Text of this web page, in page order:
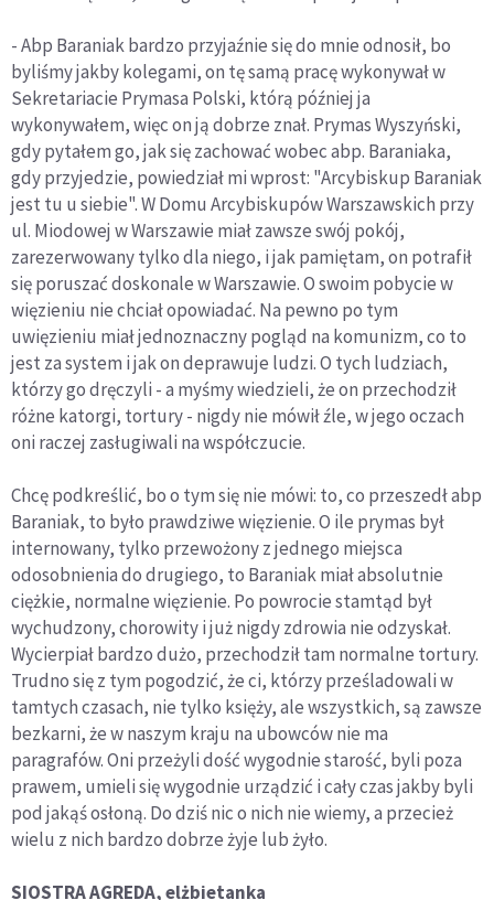
- Abp Baraniak bardzo przyjaźnie się do mnie odnosił, bo
byliśmy jakby kolegami, on tę samą pracę wykonywał w
Sekretariacie Prymasa Polski, którą później ja
wykonywałem, więc on ją dobrze znał. Prymas Wyszyński,
gdy pytałem go, jak się zachować wobec abp. Baraniaka,
gdy przyjedzie, powiedział mi wprost: "Arcybiskup Baraniak
jest tu u siebie". W Domu Arcybiskupów Warszawskich przy
ul. Miodowej w Warszawie miał zawsze swój pokój,
zarezerwowany tylko dla niego, i jak pamiętam, on potrafił
się poruszać doskonale w Warszawie. O swoim pobycie w
więzieniu nie chciał opowiadać. Na pewno po tym
uwięzieniu miał jednoznaczny pogląd na komunizm, co to
jest za system i jak on deprawuje ludzi. O tych ludziach,
którzy go dręczyli - a myśmy wiedzieli, że on przechodził
różne katorgi, tortury - nigdy nie mówił źle, w jego oczach
oni raczej zasługiwali na współczucie.
Chcę podkreślić, bo o tym się nie mówi: to, co przeszedł abp
Baraniak, to było prawdziwe więzienie. O ile prymas był
internowany, tylko przewożony z jednego miejsca
odosobnienia do drugiego, to Baraniak miał absolutnie
ciężkie, normalne więzienie. Po powrocie stamtąd był
wychudzony, chorowity i już nigdy zdrowia nie odzyskał.
Wycierpiał bardzo dużo, przechodził tam normalne tortury.
Trudno się z tym pogodzić, że ci, którzy prześladowali w
tamtych czasach, nie tylko księży, ale wszystkich, są zawsze
bezkarni, że w naszym kraju na ubowców nie ma
paragrafów. Oni przeżyli dość wygodnie starość, byli poza
prawem, umieli się wygodnie urządzić i cały czas jakby byli
pod jakąś osłoną. Do dziś nic o nich nie wiemy, a przecież
wielu z nich bardzo dobrze żyje lub żyło.
SIOSTRA AGREDA, elżbietanka